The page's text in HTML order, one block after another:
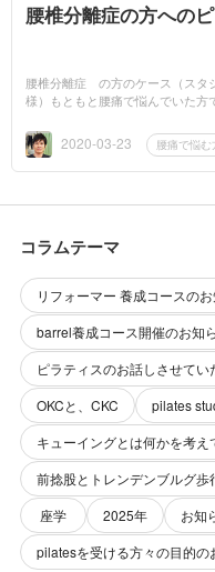
腰椎分離症の方への
腰椎分離症 の方のケース（スタ
様）もともと腰痛で悩んでいた方
たりしていまし...
2020-03-23 腰痛で悩む
コラムテーマ
リフォーマー 養成コースの
barrel養成コース開催のお知
ピラティスのお話しさせてい
OKCと、CKC
pilates
キューイングとは何かを考え
前捻股とトレンデンブルグ歩
座学
2025年
お知
pilatesを受ける方々の目的の